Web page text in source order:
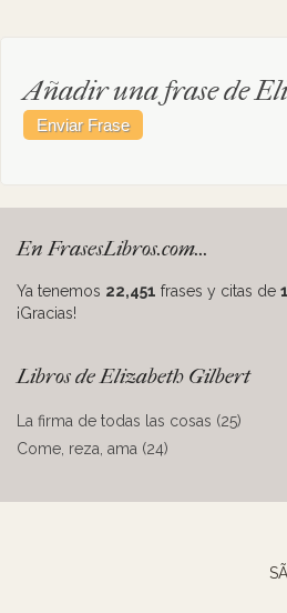
Añadir una frase de
En FrasesLibros.com...
Ya tenemos 22,451 frases y citas de
¡Gracias!
Libros de Elizabeth Gilbert
La firma de todas las cosas (25)
Come, reza, ama (24)